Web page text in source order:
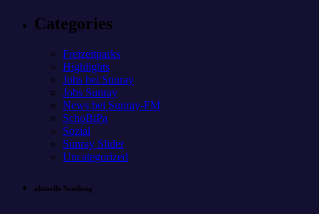
Categories
Freizeitparks
Highlights
Jobs bei Sunray
Jobs Sunray
News bei Sunray-FM
SchoBiPa
Sozial
Sunray Slider
Uncategorized
aktuelle Sendung